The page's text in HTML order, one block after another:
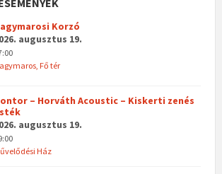
Korzó
augusztus 19.
Fő tér
– Horváth Acoustic – Kiskerti zenés
augusztus 19.
Ház